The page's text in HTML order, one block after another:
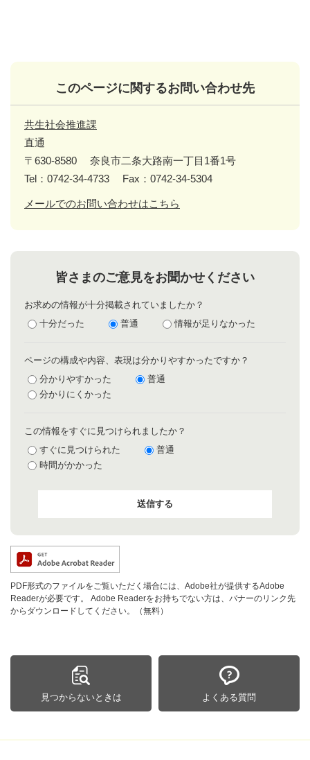
このページに関するお問い合わせ先
共生社会推進課
直通
〒630-8580
奈良市二条大路南一丁目1番1号
Tel：0742-34-4733
Fax：0742-34-5304
メールでのお問い合わせはこちら
皆さまのご意見をお聞かせください
お求めの情報が十分掲載されていましたか？
十分だった
普通 情報が足りなかった
ページの構成や内容、表現は分かりやすかったですか？
分かりやすかった
普通
分かりにくかった
この情報をすぐに見つけられましたか？
すぐに見つけられた
普通
時間がかかった
PDF形式のファイルをご覧いただく場合には、Adobe社が提供するAdobe
Readerが必要です。
Adobe Readerをお持ちでない方は、バナーのリンク先
からダウンロードしてください。（無料）
見つからないときは よくある質問